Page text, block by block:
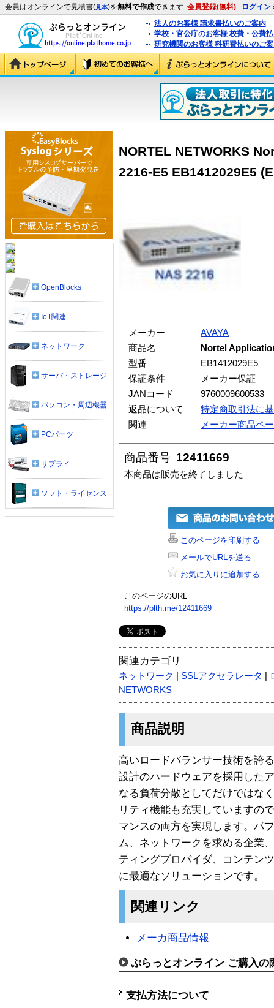
会員はオンラインで見積書(見本)を無料で作成できます 会員登録(無料) ログイン
法人のお客様 請求書払いのご案内
学校・官公庁のお客様 校費・公費
研究機関のお客様 科研費払いのご
NORTEL NETWORKS
2216-E5 EB1412029E5
メーカー
AVAYA
商品名
Nortel
型番
EB1412029E5
保証条件
メーカー保証
JANコード
9760009600533
返品について
特定商取引法に
関連
メーカー商品ペ
商品番号 12411669
本商品は販売を終了しました
このページを印刷する
メールでURLを送る
お気に入りに追加する
このページのURL
https://plth.me/12411669
関連カテゴリ
ネットワーク SSLアクセラレータ
NETWORKS
商品説明
高いロードバランサー技術を誇
設計のハードウェアを採用した
なる負荷分散としてだけではな
リティ機能も充実していますの
マンスの両方を実現します。パ
ム、ネットワークを求める企業
ティングプロバイダ、コンテン
に最適なソリューションです。
関連リンク
メーカ商品情報
ぷらっとオンライン ご購入の
支払方法について
OpenBlocks
IoT関連
ネットワーク
サーバ・ストレージ
パソコン・周辺機器
PCパーツ
サプライ
ソフト・ライセンス